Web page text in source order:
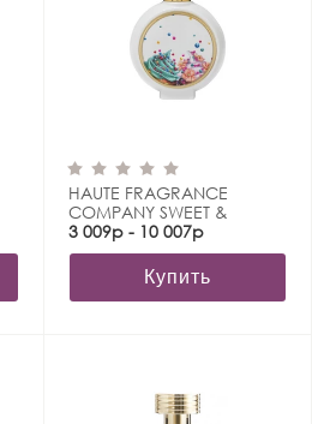
HAUTE FRAGRANCE
COMPANY SWEET &
SPOILED
3 009р - 10 007р
Купить